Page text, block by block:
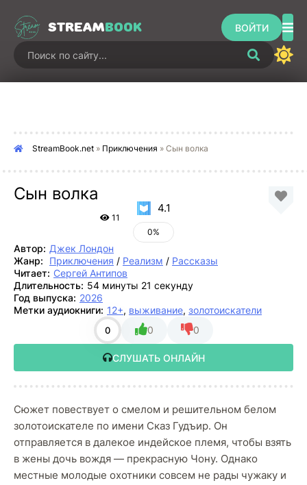
STREAMBOOK ВОЙТИ
StreamBook.net » Приключения » Сын волка
Сын волка
11
4.1
0%
Автор: Джек Лондон
Жанр:
Приключения / Реализм / Рассказы
Читает: Сергей Антипов
Длительность: 54 минуты 21 секунду
Год выпуска: 2026
Метки аудиокниги: 12+, выживание, золотоискатели
0 0 0
СЛУШАТЬ ОНЛАЙН
Сюжет повествует о смелом и решительном белом
золотоискателе по имени Сказ Гудъир. Он
отправляется в далекое индейское племя, чтобы взять
в жены дочь вождя — прекрасную Чону. Однако
местные молодые охотники совсем не рады чужаку и